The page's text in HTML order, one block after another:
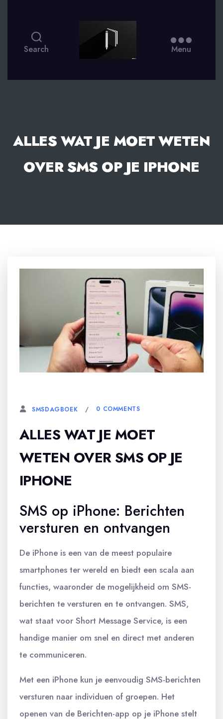
Search Menu
ALLES WAT JE MOET WETEN
OVER SMS OP JE IPHONE
SMSDAGBOEK 0 COMMENTS
ALLES WAT JE MOET
WETEN OVER SMS OP JE
IPHONE
SMS op iPhone: Berichten
versturen en ontvangen
De iPhone is een van de meest populaire
smartphones ter wereld en biedt een scala aan
functies, waaronder de mogelijkheid om SMS-
berichten te versturen en te ontvangen. SMS,
wat staat voor Short Message Service, is een
handige manier om snel en direct met anderen
te communiceren.
Met een iPhone kun je eenvoudig SMS-berichten
versturen naar individuen of groepen. Het
openen van de Berichten-app op je iPhone stelt